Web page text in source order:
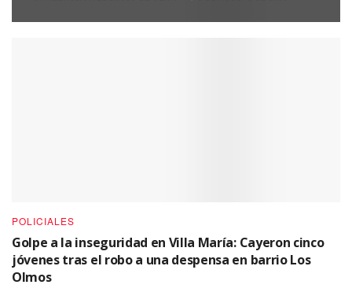
POLICIALES
Golpe a la inseguridad en Villa María: Cayeron cinco
jóvenes tras el robo a una despensa en barrio Los
Olmos